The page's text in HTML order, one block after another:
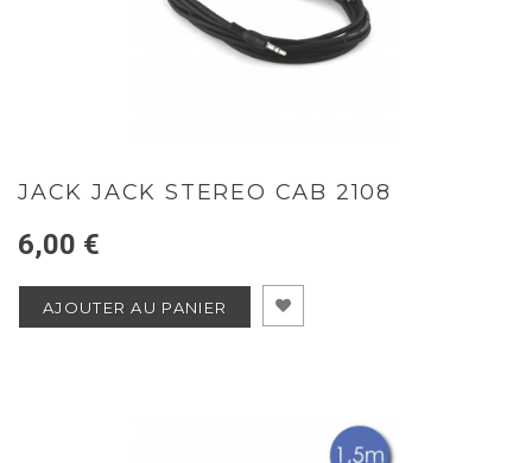
JACK JACK STEREO CAB 2108
6,00 €
AJOUTER AU PANIER